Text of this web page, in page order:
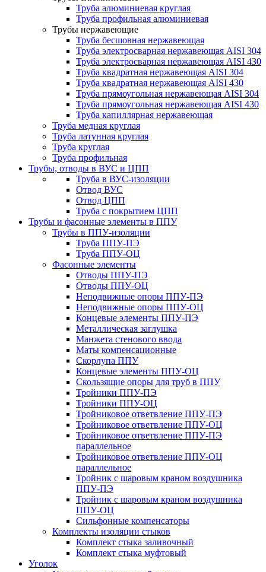
Труба алюминиевая круглая
Труба профильная алюминиевая
Трубы нержавеющие
Труба бесшовная нержавеющая
Труба электросварная нержавеющая AISI 304
Труба электросварная нержавеющая AISI 430
Труба квадратная нержавеющая AISI 304
Труба квадратная нержавеющая AISI 430
Труба прямоугольная нержавеющая AISI 304
Труба прямоугольная нержавеющая AISI 430
Труба капиллярная нержавеющая
Труба медная круглая
Труба латунная круглая
Труба круглая
Труба профильная
Трубы, отводы в ВУС и ЦПП
Труба в ВУС-изоляции
Отвод ВУС
Отвод ЦПП
Труба с покрытием ЦПП
Трубы и фасонные элементы в ППУ
Трубы в ППУ-изоляции
Труба ППУ-ПЭ
Труба ППУ-ОЦ
Фасонные элементы
Отводы ППУ-ПЭ
Отводы ППУ-ОЦ
Неподвижные опоры ППУ-ПЭ
Неподвижные опоры ППУ-ОЦ
Концевые элементы ППУ-ПЭ
Металлическая заглушка
Манжета стенового ввода
Маты компенсационные
Скорлупа ППУ
Концевые элементы ППУ-ОЦ
Скользящие опоры для труб в ППУ
Тройники ППУ-ПЭ
Тройники ППУ-ОЦ
Тройниковое ответвление ППУ-ПЭ
Тройниковое ответвление ППУ-ОЦ
Тройниковое ответвление ППУ-ПЭ
параллельное
Тройниковое ответвление ППУ-ОЦ
параллельное
Тройник с шаровым краном воздушника
ППУ-ПЭ
Тройник с шаровым краном воздушника
ППУ-ОЦ
Сильфонные компенсаторы
Комплекты изоляции стыков
Комплект стыка заливочный
Комплект стыка муфтовый
Уголок